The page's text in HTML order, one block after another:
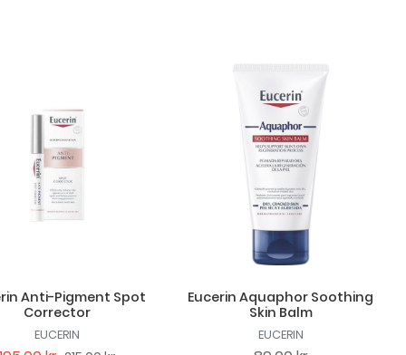
Anti-Pigment Spot
Corrector
EUCERIN
Eucerin Aquaphor Soothing
Skin Balm
EUCERIN